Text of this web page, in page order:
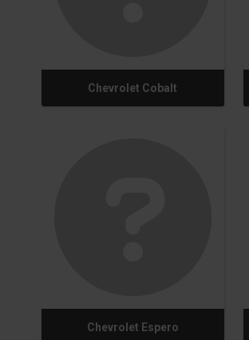
Chevrolet Cobalt
Chevrolet Espero